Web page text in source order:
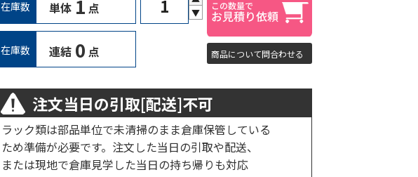
在庫数 単体 1 点
▼
在庫数 連結 0 点 商品について問合わせる
注文当日の引取[配送]不可
ラック類は部品単位で未清掃のまま倉庫保管している
ため準備が必要です。注文した当日の引取や配送、
または現地で倉庫見学した当日の持ち帰りも対応